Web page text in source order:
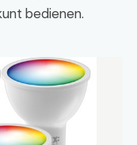
bedienen.